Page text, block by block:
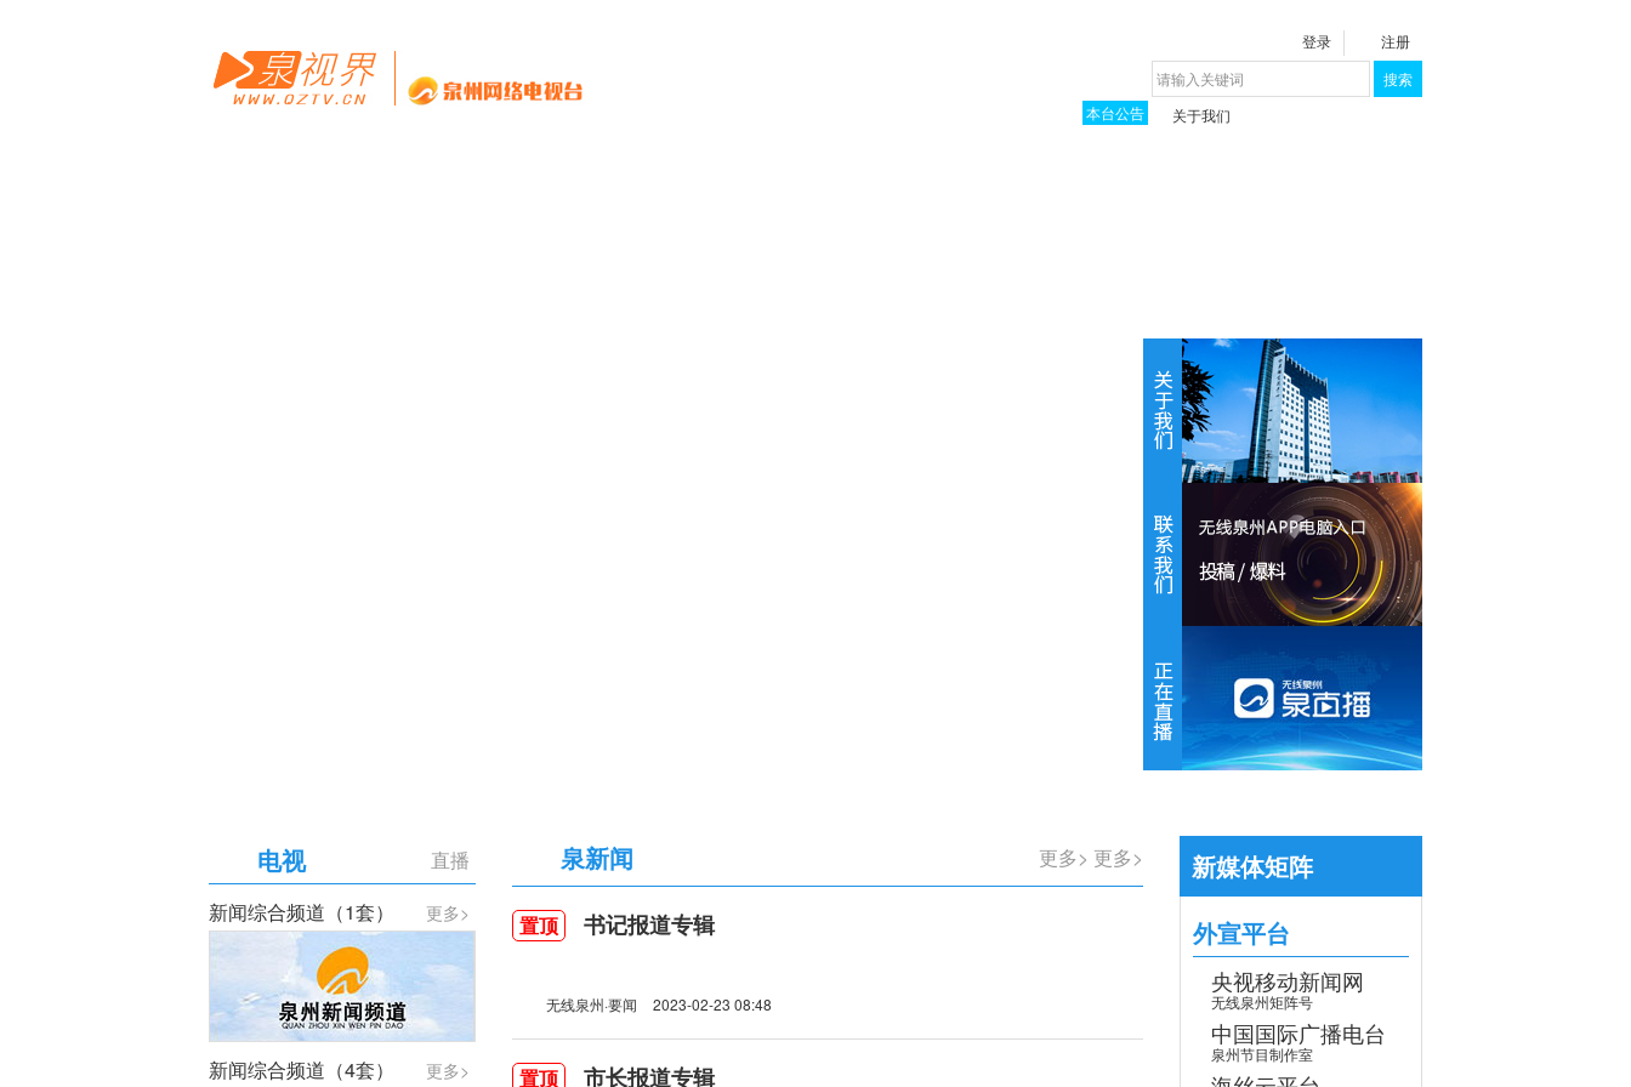
登录
注册
搜索
本台公告
关于我们
【专题】学习贯彻党的二十届四中全会
直播
电视
更多>
新闻综合频道（1套）
更多>
新闻综合频道（4套）
更多>
泉新闻
置顶 书记报道专辑
无线泉州·要闻 2023-02-23 08:48
置顶 市长报道专辑
新媒体矩阵
外宣平台
央视移动新闻网
无线泉州矩阵号
中国国际广播电台
泉州节目制作室